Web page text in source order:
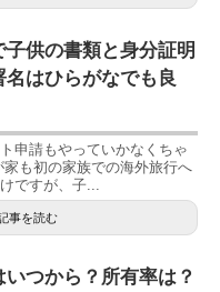
供の書類と身分証明
はひらがなでも良
申請もやっていかなくちゃ
も初の家族での海外旅行へ
ですが、子...
事を読む
つから？所有率は？